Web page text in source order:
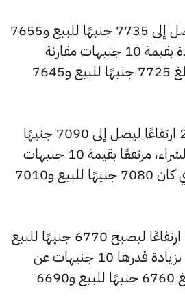
ارتفع سعر عيار 24 ليصل إلى 7735 جنيهًا للبيع و7655
جنيهًا للشراء، بعد زيادة بقيمة 10 جنيهات مقارنة
بالسعر السابق الذي بلغ 7725 جنيهًا للبيع و7645
كما سجل سعر عيار 22 ارتفاعًا ليصل إلى 7090 جنيهًا
للبيع و7020 جنيهًا للشراء، مرتفعًا بقيمة 10 جنيهات
عن السعر السابق الذي كان 7080 جنيهًا للبيع و7010
كما شهد سعر عيار 21 ارتفاعًا ليصبح 6770 جنيهًا للبيع
و6700 جنيهًا للشراء، بزيادة قدرها 10 جنيهات عن
السعر السابق الذي بلغ 6760 جنيهًا للبيع و6690